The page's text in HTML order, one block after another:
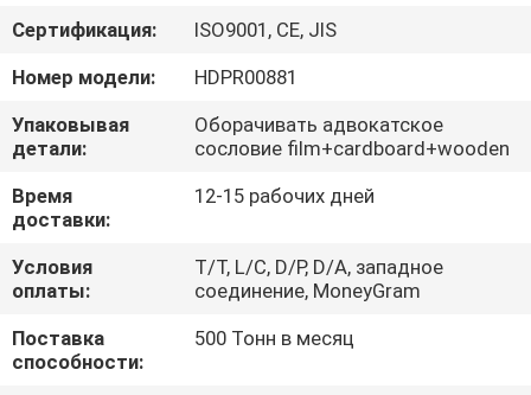
СВЯЖИТЕСЬ
МЫ
НОВОСТИ
СЛУЧАИ
КАРТА
САЙТА
Сертификация:
ISO9001, CE, JIS
Номер модели:
HDPR00881
Упаковывая
детали:
Оборачивать адвокатское
сословие film+cardboard+wooden
Время
доставки:
12-15 рабочих дней
Условия
оплаты:
T/T, L/C, D/P, D/A, западное
соединение, MoneyGram
Поставка
способности:
500 Тонн в месяц